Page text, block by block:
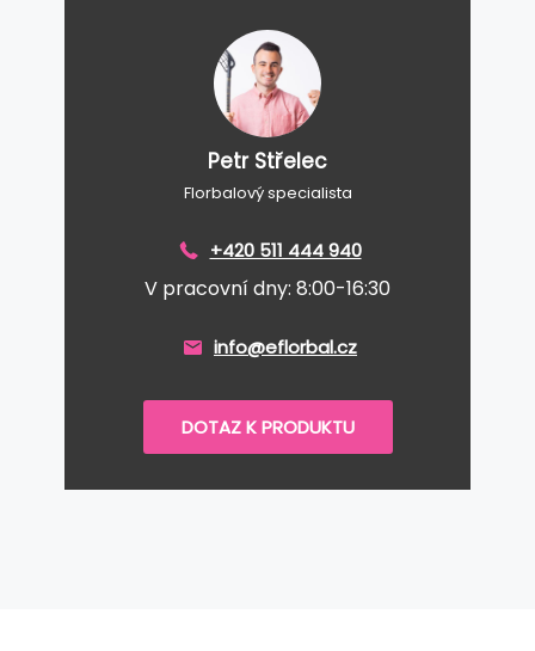
Petr Střelec
Florbalový specialista
+420 511 444 940
V pracovní dny: 8:00-16:30
info@eflorbal.cz
DOTAZ K PRODUKTU